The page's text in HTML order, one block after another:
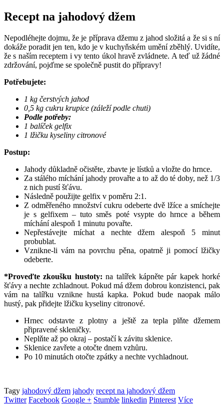
Recept na jahodový džem
Nepodléhejte dojmu, že je příprava džemu z jahod složitá a že si s ní
dokáže poradit jen ten, kdo je v kuchyňském umění zběhlý. Uvidíte,
že s naším receptem i vy tento úkol hravě zvládnete. A teď už žádné
zdržování, pojďme se společně pustit do přípravy!
Potřebujete:
1 kg čerstvých jahod
0,5 kg cukru krupice (záleží podle chuti)
Podle potřeby:
1 balíček gelfix
1 lžičku kyseliny citronové
Postup:
Jahody důkladně očistěte, zbavte je lístků a vložte do hrnce.
Za stálého míchání jahody provařte a to až do té doby, než 1/3
z nich pustí šťávu.
Následně použijte gelfix v poměru 2:1.
Z odměřeného množství cukru odeberte dvě lžíce a smíchejte
je s gelfixem – tuto směs poté vsypte do hrnce a během
míchání alespoň 1 minutu povařte.
Nepřestávejte míchat a nechte džem alespoň 5 minut
probublat.
Vznikne-li vám na povrchu pěna, opatrně ji pomocí lžičky
odeberte.
*Proveďte zkoušku hustoty: na talířek kápněte pár kapek horké
šťávy a nechte zchladnout. Pokud má džem dobrou konzistenci, pak
vám na talířku vznikne hustá kapka. Pokud bude naopak málo
hustý, pak přidejte lžičku kyseliny citronové.
Hrnec odstavte z plotny a ještě za tepla plňte džemem
připravené skleničky.
Neplňte až po okraj – postačí k závitu sklenice.
Sklenice zavřete a otočte dnem vzhůru.
Po 10 minutách otočte zpátky a nechte vychladnout.
Tagy jahodový džem jahody recept na jahodový džem
Twitter Facebook Google + Stumble linkedin Pinterest Více